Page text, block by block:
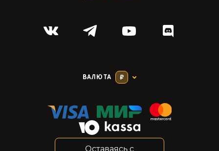
ВАЛЮТА ₽
Оставаясь с